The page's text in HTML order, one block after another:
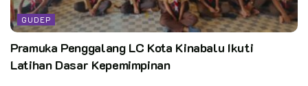
GUDEP
Pramuka Penggalang LC Kota Kinabalu Ikuti
Latihan Dasar Kepemimpinan